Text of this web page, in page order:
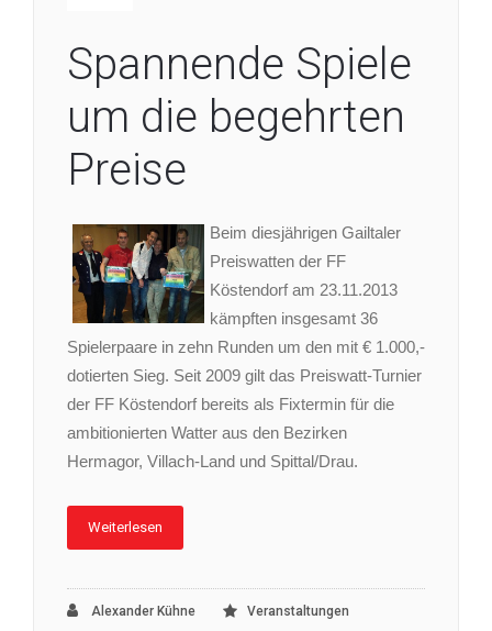
Spannende Spiele
um die begehrten
Preise
Beim diesjährigen Gailtaler
Preiswatten der FF
Köstendorf am 23.11.2013
kämpften insgesamt 36
Spielerpaare in zehn Runden um den mit € 1.000,-
dotierten Sieg. Seit 2009 gilt das Preiswatt-Turnier
der FF Köstendorf bereits als Fixtermin für die
ambitionierten Watter aus den Bezirken
Hermagor, Villach-Land und Spittal/Drau.
Weiterlesen
Alexander Kühne Veranstaltungen